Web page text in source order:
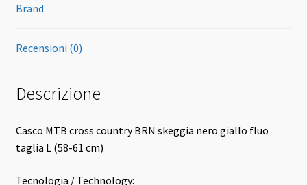
Brand
Recensioni (0)
Descrizione
Casco MTB cross country BRN skeggia nero giallo fluo
taglia L (58-61 cm)
Tecnologia / Technology: